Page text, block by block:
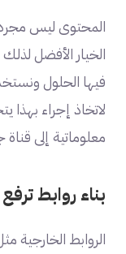
المحتوى ليس
الخيار الأفضل
فيها الحلول
لاتخاذ إجراء
معلوماتية إلى
بناء روابط
الروابط